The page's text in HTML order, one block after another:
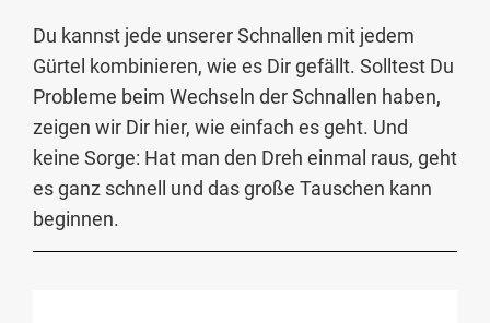
Du kannst jede unserer Schnallen mit jedem
Gürtel kombinieren, wie es Dir gefällt. Solltest Du
Probleme beim Wechseln der Schnallen haben,
zeigen wir Dir hier, wie einfach es geht. Und
keine Sorge: Hat man den Dreh einmal raus, geht
es ganz schnell und das große Tauschen kann
beginnen.